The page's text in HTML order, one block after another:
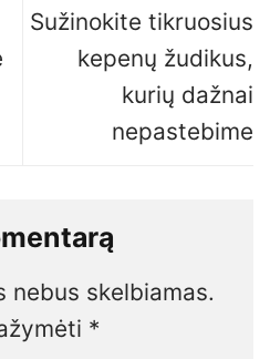
Sužinokite tikruosius
kepenų žudikus,
kurių dažnai
nepastebime
nebus skelbiamas.
*